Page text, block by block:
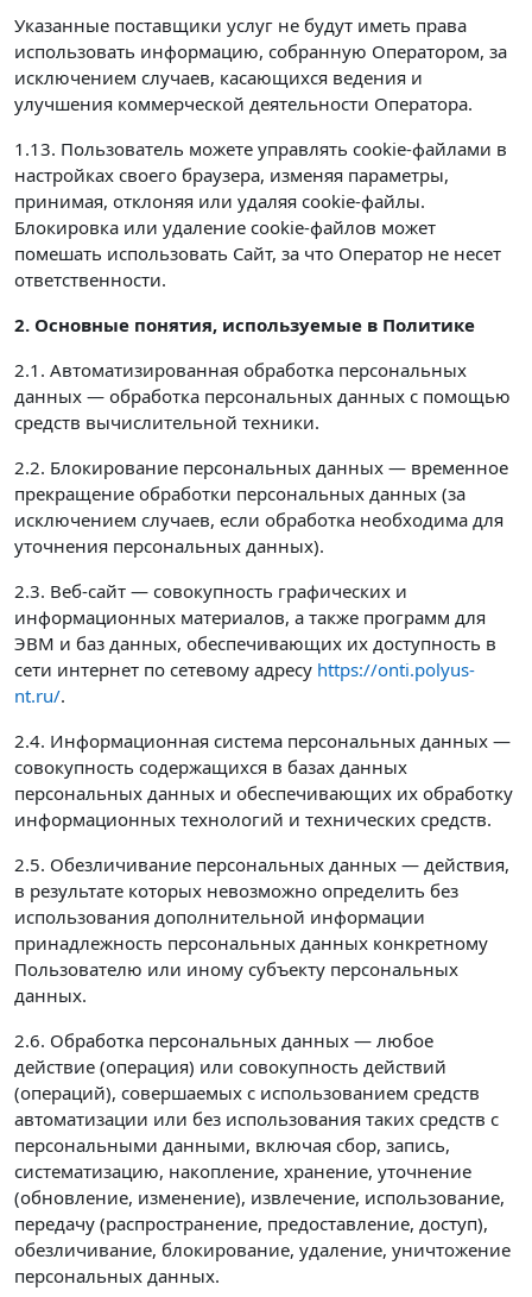
Указанные поставщики услуг не будут иметь права
использовать информацию, собранную Оператором, за
исключением случаев, касающихся ведения и
улучшения коммерческой деятельности Оператора.
1.13. Пользователь можете управлять cookie-файлами в
настройках своего браузера, изменяя параметры,
принимая, отклоняя или удаляя cookie-файлы.
Блокировка или удаление cookie-файлов может
помешать использовать Сайт, за что Оператор не несет
ответственности.
2. Основные понятия, используемые в Политике
2.1. Автоматизированная обработка персональных
данных — обработка персональных данных с помощью
средств вычислительной техники.
2.2. Блокирование персональных данных — временное
прекращение обработки персональных данных (за
исключением случаев, если обработка необходима для
уточнения персональных данных).
2.3. Веб-сайт — совокупность графических и
информационных материалов, а также программ для
ЭВМ и баз данных, обеспечивающих их доступность в
сети интернет по сетевому адресу https://onti.polyus-
nt.ru/.
2.4. Информационная система персональных данных —
совокупность содержащихся в базах данных
персональных данных и обеспечивающих их обработку
информационных технологий и технических средств.
2.5. Обезличивание персональных данных — действия,
в результате которых невозможно определить без
использования дополнительной информации
принадлежность персональных данных конкретному
Пользователю или иному субъекту персональных
данных.
2.6. Обработка персональных данных — любое
действие (операция) или совокупность действий
(операций), совершаемых с использованием средств
автоматизации или без использования таких средств с
персональными данными, включая сбор, запись,
систематизацию, накопление, хранение, уточнение
(обновление, изменение), извлечение, использование,
передачу (распространение, предоставление, доступ),
обезличивание, блокирование, удаление, уничтожение
персональных данных.